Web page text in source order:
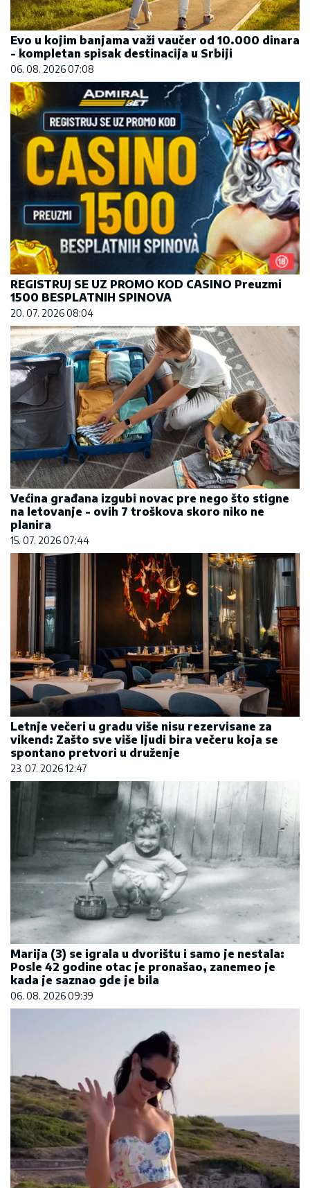
Evo u kojim banjama važi vaučer od 10.000 dinara
- kompletan spisak destinacija u Srbiji
06. 08. 2026 07:08
REGISTRUJ SE UZ PROMO KOD CASINO Preuzmi
1500 BESPLATNIH SPINOVA
20. 07. 2026 08:04
Većina građana izgubi novac pre nego što stigne
na letovanje - ovih 7 troškova skoro niko ne
planira
15. 07. 2026 07:44
Letnje večeri u gradu više nisu rezervisane za
vikend: Zašto sve više ljudi bira večeru koja se
spontano pretvori u druženje
23. 07. 2026 12:47
Marija (3) se igrala u dvorištu i samo je nestala:
Posle 42 godine otac je pronašao, zanemeo je
kada je saznao gde je bila
06. 08. 2026 09:39